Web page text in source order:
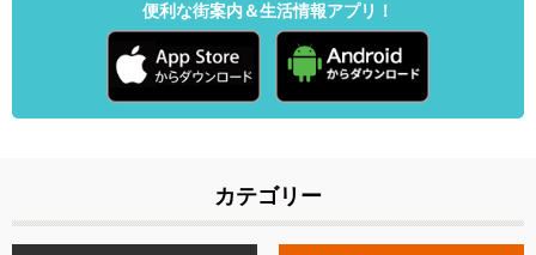
便利な街案内＆生活情報アプリ！
カテゴリー